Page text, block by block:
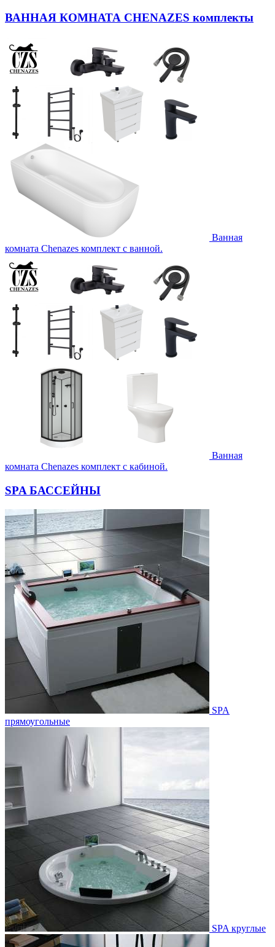
ВАННАЯ КОМНАТА CHENAZES комплекты
Ванная
комната Chenazes комплект с ванной.
Ванная
комната Chenazes комплект с кабиной.
SPA БАССЕЙНЫ
SPA
прямоугольные
SPA круглые